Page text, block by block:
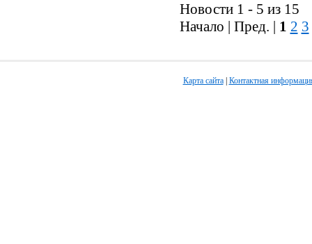
Новости 1 - 5 из 15
Начало | Пред. | 1 2 3
Карта сайта| Контактная